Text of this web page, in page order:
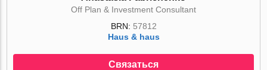
Off Plan & Investment Consultant
BRN: 57812
Haus & haus
Связаться